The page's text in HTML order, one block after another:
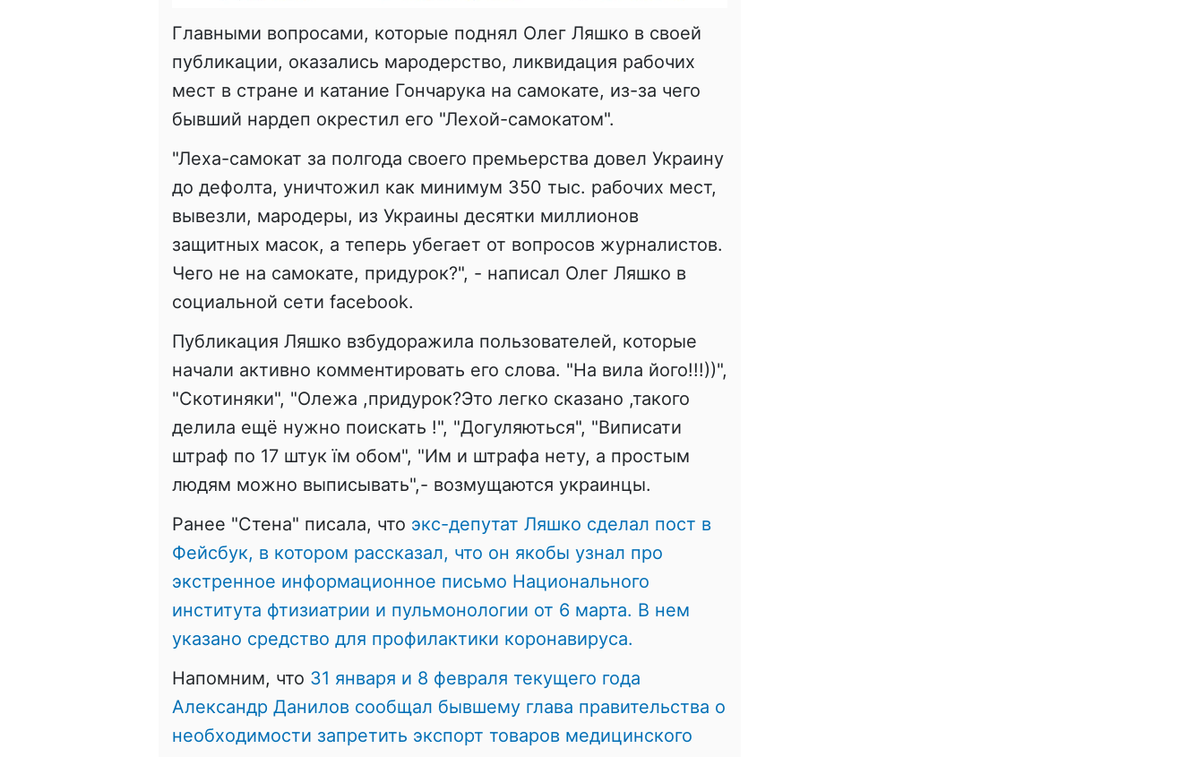
Главными вопросами, которые поднял Олег Ляшко в своей
публикации, оказались мародерство, ликвидация рабочих
мест в стране и катание Гончарука на самокате, из-за чего
бывший нардеп окрестил его "Лехой-самокатом".
"Леха-самокат за полгода своего премьерства довел Украину
до дефолта, уничтожил как минимум 350 тыс. рабочих мест,
вывезли, мародеры, из Украины десятки миллионов
защитных масок, а теперь убегает от вопросов журналистов.
Чего не на самокате, придурок?", - написал Олег Ляшко в
социальной сети facebook.
Публикация Ляшко взбудоражила пользователей, которые
начали активно комментировать его слова. "На вила його!!!))",
"Скотиняки", "Олежа ,придурок?Это легко сказано ,такого
делила ещё нужно поискать !", "Догуляються", "Виписати
штраф по 17 штук їм обом", "Им и штрафа нету, а простым
людям можно выписывать",- возмущаются украинцы.
Ранее "Стена" писала, что экс-депутат Ляшко сделал пост в
Фейсбук, в котором рассказал, что он якобы узнал про
экстренное информационное письмо Национального
института фтизиатрии и пульмонологии от 6 марта. В нем
указано средство для профилактики коронавируса.
Напомним, что 31 января и 8 февраля текущего года
Александр Данилов сообщал бывшему глава правительства о
необходимости запретить экспорт товаров медицинского